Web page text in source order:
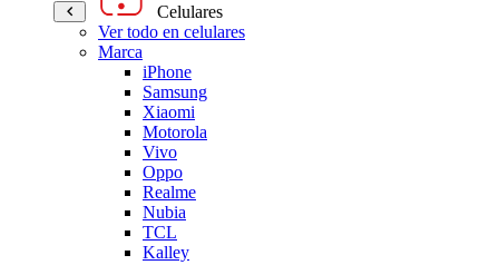
Celulares
Ver todo en celulares
Marca
iPhone
Samsung
Xiaomi
Motorola
Vivo
Oppo
Realme
Nubia
TCL
Kalley